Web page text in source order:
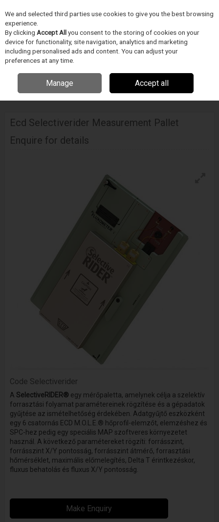
Skip to content
Menu
ELEKTRONIKA GYÁRTÁS/FORRASZTÁSTECHNIKA
Ecd Selectiverider Measurement Pallet
Enquire for details
Code Selectiverider
A SelectiveRIDER® egy mérőpaletta, amelynek célja a szelektív
forrasztási folyamat paramétereinek rögzítése és a gépadatok
gyűjtése az ismételhetőség érdekében. Adatgyűjtő eszközként
egy 6 csatornás ECD M.O.L.E.® hőprofil-elemzőt, elemzéshez és
SPC-hez pedig egy speciális MAP szoftveres környezetet
használ. A következő paramétereket rögzíti: forrásszint,
forrásszint X/Y pontosság, forrásszint átmérő, forrasztási
hőmérséklet, maximális előmelegítés, Delta T érintkezéskor,
fluxus behatolás és fluxus X/Y pontosság.
Make Enquiry
We and selected third parties use cookies to give you the best browsing
experience.
By clicking Accept Allyou consent to the storing of cookies on your
device for functionality, site navigation, analytics and marketing
including personalised ads and content. You can adjust your
preferences at any time.
Manage Accept all